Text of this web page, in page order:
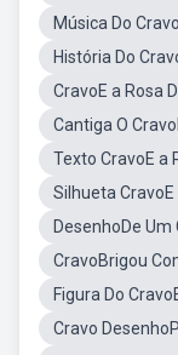
Música Do
História Do
CravoE a Rosa
Cantiga O
Texto CravoE a
Silhueta CravoE
DesenhoDe Um
CravoBrigou
Figura Do
Cravo